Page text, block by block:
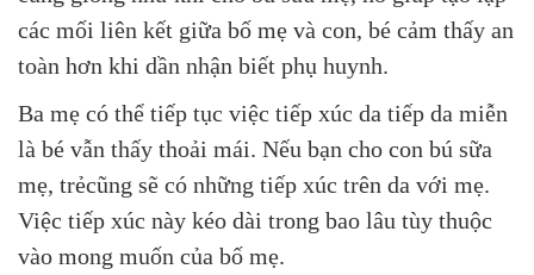
các mối liên kết giữa bố mẹ và con, bé cảm thấy an
toàn hơn khi dần nhận biết phụ huynh.
Ba mẹ có thể tiếp tục việc tiếp xúc da tiếp da miễn
là bé vẫn thấy thoải mái. Nếu bạn cho con bú sữa
mẹ, trẻcũng sẽ có những tiếp xúc trên da với mẹ.
Việc tiếp xúc này kéo dài trong bao lâu tùy thuộc
vào mong muốn của bố mẹ.